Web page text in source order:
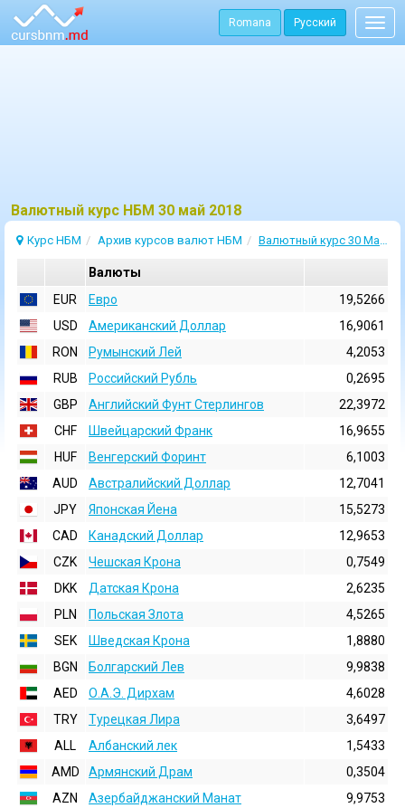
Romana Русский
Bалютный курс НБМ 30 май 2018
Курс НБМ Архив курсов валют НБМ Валютный курс 30 Май 2018
Валюты
EUR
Евро
19,5266
USD
Aмериканский Доллар
16,9061
RON
Румынский Лей
4,2053
RUB
Российский Рубль
0,2695
GBP
Английский Фунт Стерлингов
22,3972
CHF
Швейцарский Франк
16,9655
HUF
Венгерский Форинт
6,1003
AUD
Австралийский Доллар
12,7041
JPY
Японская Йена
15,5273
CAD
Канадский Доллар
12,9653
CZK
Чешская Крона
0,7549
DKK
Датская Крона
2,6235
PLN
Польская Злота
4,5265
SEK
Шведская Крона
1,8880
BGN
Болгарский Лев
9,9838
AED
О.А.Э. Дирхам
4,6028
TRY
Турецкая Лира
3,6497
ALL
Албанский лек
1,5433
AMD
Армянский Драм
0,3504
AZN
Азербайджанский Манат
9,9753